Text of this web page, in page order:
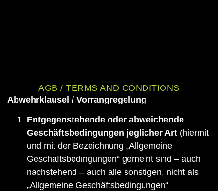
AGB / TERMS AND CONDITIONS
Abwehrklausel / Vorrangregelung
Entgegenstehende oder abweichende
Geschäftsbedingungen jeglicher Art (hiermit
und mit der Bezeichnung „Allgemeine
Geschäftsbedingungen“ gemeint sind – auch
nachstehend – auch alle sonstigen, nicht als
„Allgemeine Geschäftsbedingungen“